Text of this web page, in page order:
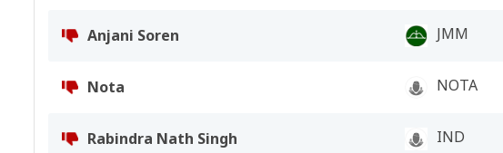
Anjani Soren JMM
Nota NOTA
Rabindra Nath Singh IND